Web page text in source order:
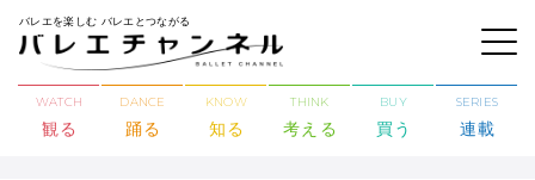
バレエを楽しむ バレエとつながる
WATCH
観る
DANCE
踊る
KNOW
知る
THINK
考える
BUY
買う
SERIES
連載